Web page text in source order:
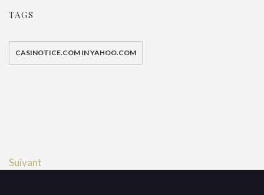
TAGS
CASINOTICE.COM IN YAHOO.COM
Suivant